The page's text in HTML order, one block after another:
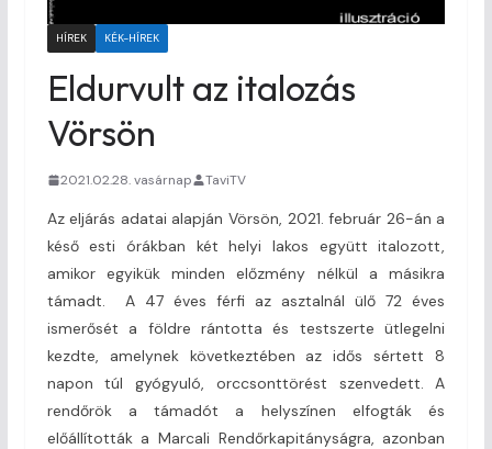
HÍREK KÉK-HÍREK
Eldurvult az italozás
Vörsön
2021.02.28. vasárnap TaviTV
Az eljárás adatai alapján Vörsön, 2021. február 26-án a
késő esti órákban két helyi lakos együtt italozott,
amikor egyikük minden előzmény nélkül a másikra
támadt. A 47 éves férfi az asztalnál ülő 72 éves
ismerősét a földre rántotta és testszerte ütlegelni
kezdte, amelynek következtében az idős sértett 8
napon túl gyógyuló, orccsonttörést szenvedett. A
rendőrök a támadót a helyszínen elfogták és
előállították a Marcali Rendőrkapitányságra, azonban